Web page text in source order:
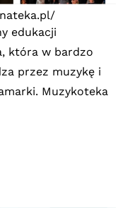
edukacji
która w bardzo
przez muzykę i
Muzykoteka